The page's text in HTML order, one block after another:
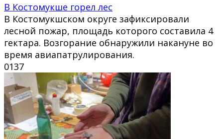
В Костомукше горел лес
В Костомукшском округе зафиксировали
лесной пожар, площадь которого составила 4
гектара. Возгорание обнаружили накануне во
время авиапатрулирования.
0137